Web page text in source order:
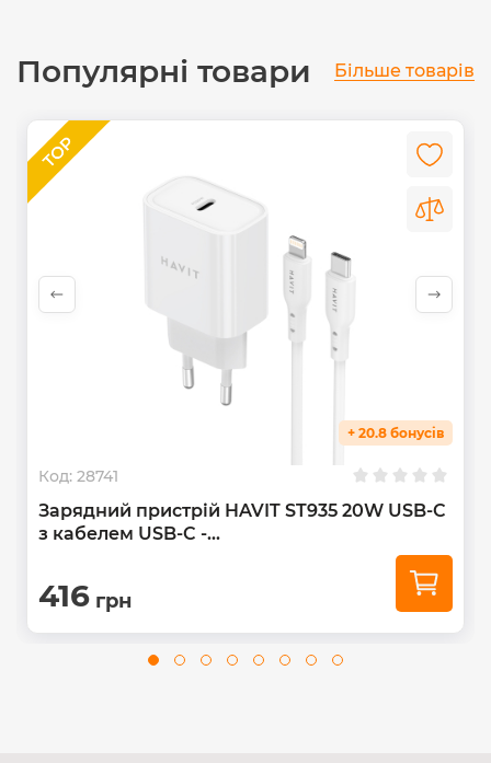
Популярні товари Більше товарів
+ 20.8 бонусів
Код: 28741
Зарядний пристрій HAVIT ST935 20W USB-C
з кабелем USB-C -...
416 грн